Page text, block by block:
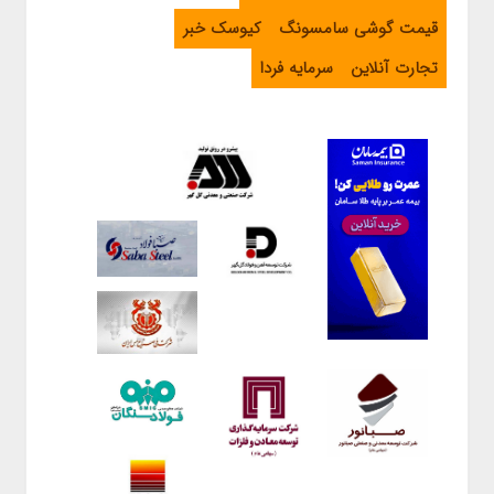
قیمت گوشی سامسونگ
کیوسک خبر
تجارت آنلاین
سرمایه فردا